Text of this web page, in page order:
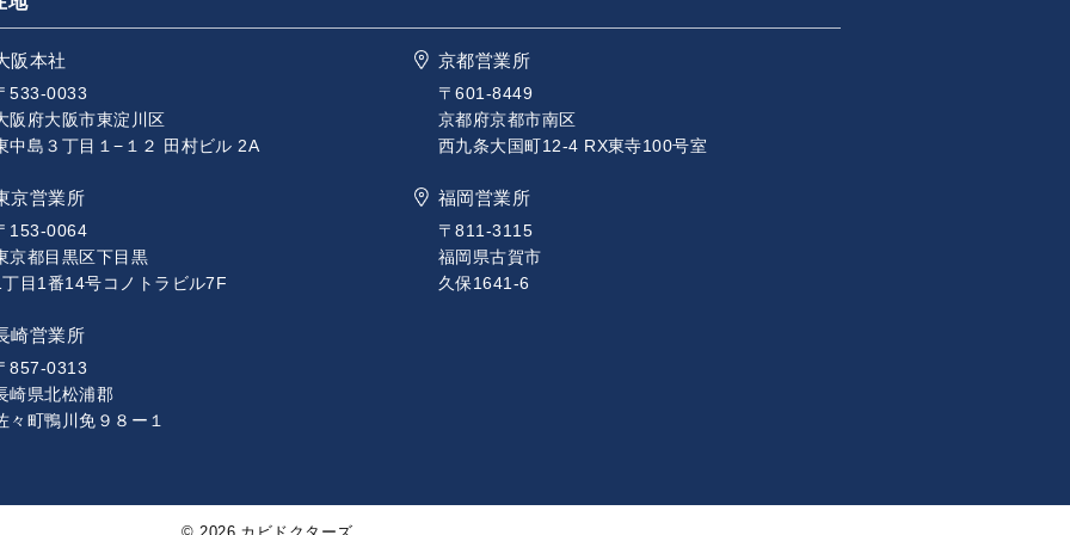
阪本社
533-0033
阪府大阪市東淀川区
中島３丁目１−１２ 田村ビル 2A
京都営業所
〒601-8449
京都府京都市南区
西九条大国町12-4 RX東寺100号室
京営業所
153-0064
京都目黒区下目黒
目1番14号コノトラビル7F
福岡営業所
〒811-3115
福岡県古賀市
久保1641-6
崎営業所
857-0313
崎県北松浦郡
々町鴨川免９８ー１